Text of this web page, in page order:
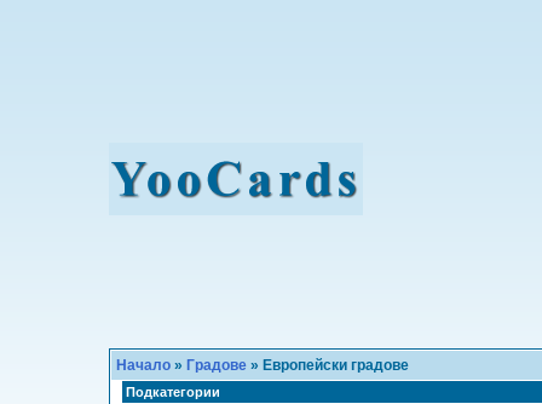
Начало » Градове » Европейски градове
Подкатегории